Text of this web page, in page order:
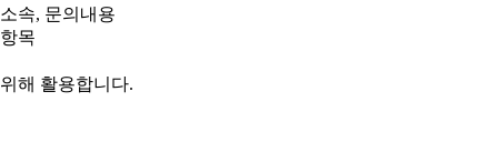
속, 문의내용
목
해 활용합니다.